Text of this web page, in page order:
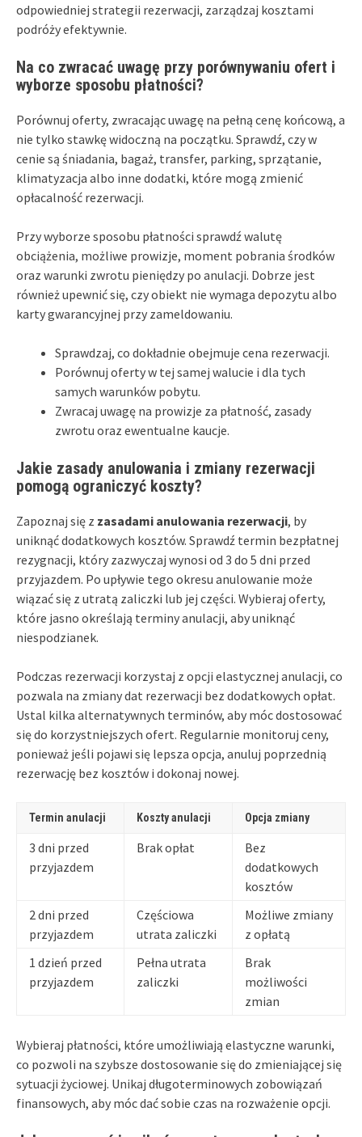
odpowiedniej strategii rezerwacji, zarządzaj kosztami
podróży efektywnie.
Na co zwracać uwagę przy porównywaniu ofert i
wyborze sposobu płatności?
Porównuj oferty, zwracając uwagę na pełną cenę końcową, a
nie tylko stawkę widoczną na początku. Sprawdź, czy w
cenie są śniadania, bagaż, transfer, parking, sprzątanie,
klimatyzacja albo inne dodatki, które mogą zmienić
opłacalność rezerwacji.
Przy wyborze sposobu płatności sprawdź walutę
obciążenia, możliwe prowizje, moment pobrania środków
oraz warunki zwrotu pieniędzy po anulacji. Dobrze jest
również upewnić się, czy obiekt nie wymaga depozytu albo
karty gwarancyjnej przy zameldowaniu.
Sprawdzaj, co dokładnie obejmuje cena rezerwacji.
Porównuj oferty w tej samej walucie i dla tych
samych warunków pobytu.
Zwracaj uwagę na prowizje za płatność, zasady
zwrotu oraz ewentualne kaucje.
Jakie zasady anulowania i zmiany rezerwacji
pomogą ograniczyć koszty?
Zapoznaj się z zasadami anulowania rezerwacji, by
uniknąć dodatkowych kosztów. Sprawdź termin bezpłatnej
rezygnacji, który zazwyczaj wynosi od 3 do 5 dni przed
przyjazdem. Po upływie tego okresu anulowanie może
wiązać się z utratą zaliczki lub jej części. Wybieraj oferty,
które jasno określają terminy anulacji, aby uniknąć
niespodzianek.
Podczas rezerwacji korzystaj z opcji elastycznej anulacji, co
pozwala na zmiany dat rezerwacji bez dodatkowych opłat.
Ustal kilka alternatywnych terminów, aby móc dostosować
się do korzystniejszych ofert. Regularnie monitoruj ceny,
ponieważ jeśli pojawi się lepsza opcja, anuluj poprzednią
rezerwację bez kosztów i dokonaj nowej.
Termin anulacji Koszty anulacji Opcja zmiany
3 dni przed
przyjazdem
Brak opłat
Bez
dodatkowych
kosztów
2 dni przed
przyjazdem
Częściowa
utrata zaliczki
Możliwe zmiany
z opłatą
1 dzień przed
przyjazdem
Pełna utrata
zaliczki
Brak
możliwości
zmian
Wybieraj płatności, które umożliwiają elastyczne warunki,
co pozwoli na szybsze dostosowanie się do zmieniającej się
sytuacji życiowej. Unikaj długoterminowych zobowiązań
finansowych, aby móc dać sobie czas na rozważenie opcji.